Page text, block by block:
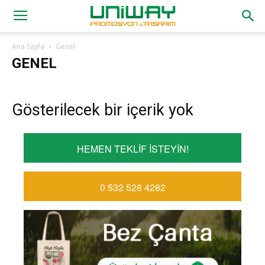
Ana Sayfa Genel
GENEL
Gösterilecek bir içerik yok
HEMEN TEKLİF İSTEYİN!
0 532 528 4282